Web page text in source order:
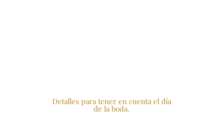
Detalles para tener en cuenta el día
de la boda.